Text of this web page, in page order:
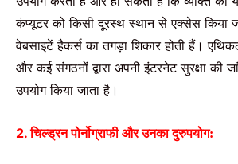
कंप्यूटर को किसी दूरस्थ स्थान से एक्सेस किया
वेबसाइटें हैकर्स का तगड़ा शिकार होती हैं।
और कई संगठनों द्वारा अपनी इंटरनेट सुरक्षा की
उपयोग किया जाता है।
2. चिल्ड्रन पोर्नोग्राफी और उनका दुरुपयोग: